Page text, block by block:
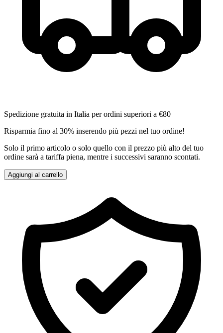
Spedizione gratuita in Italia per ordini superiori a €80
Risparmia fino al 30% inserendo più pezzi nel tuo ordine!
Solo il primo articolo o solo quello con il prezzo più alto del tuo
ordine sarà a tariffa piena, mentre i successivi saranno scontati.
Aggiungi al carrello